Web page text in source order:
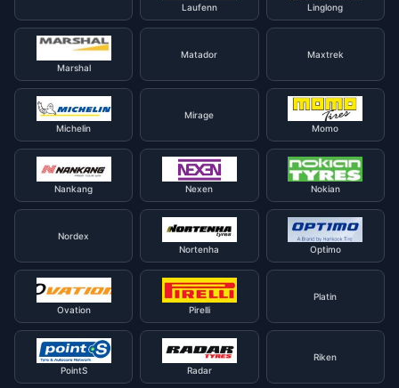
Laufenn
Linglong
Marshal
Matador Maxtrek
Michelin
Mirage
Momo
Nankang Nexen Nokian
Nordex
Nortenha
Optimo
Ovation Pirelli
Platin
PointS Radar
Riken